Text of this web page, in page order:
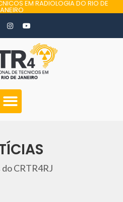
EM RADIOLOGIA DO RIO DE
CRTR4RJ